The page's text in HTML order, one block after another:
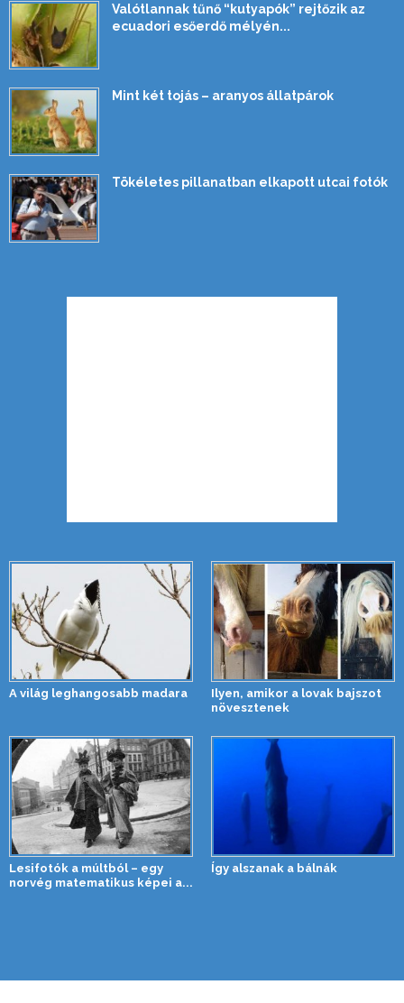
Valótlannak tűnő “kutyapók” rejtőzik az
ecuadori esőerdő mélyén...
Mint két tojás – aranyos állatpárok
Tökéletes pillanatban elkapott utcai fotók
A világ leghangosabb madara
Ilyen, amikor a lovak bajszot
növesztenek
Lesifotók a múltból – egy
norvég matematikus képei a...
Így alszanak a bálnák